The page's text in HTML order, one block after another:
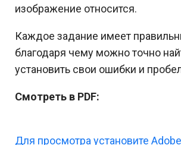
изображение относится.
Каждое задание имеет
благодаря чему можно точно
установить свои ошибки и
Смотреть в PDF:
Для просмотра установите